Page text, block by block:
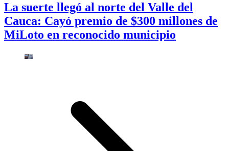
La suerte llegó al norte del Valle del
Cauca: Cayó premio de $300 millones de
MiLoto en reconocido municipio